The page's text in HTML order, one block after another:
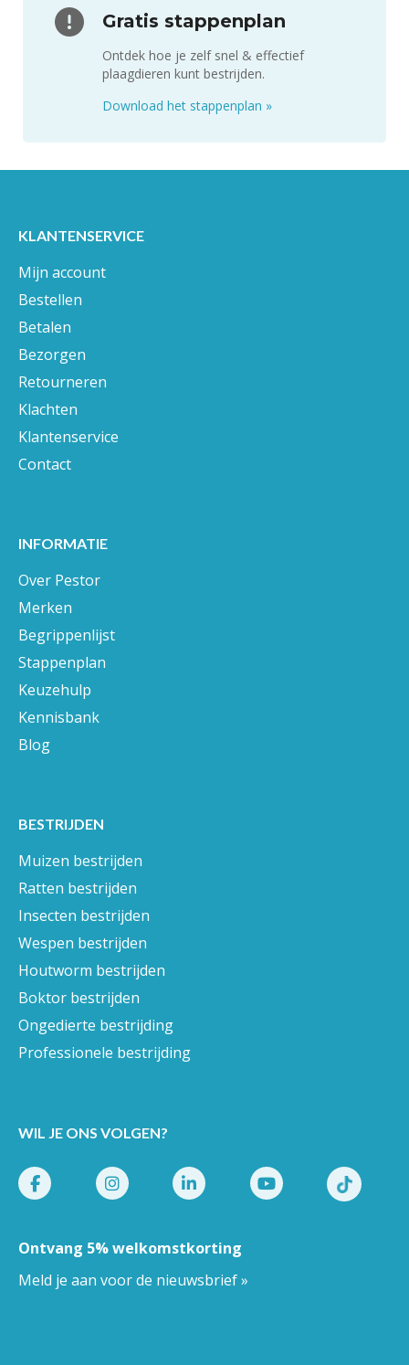
Gratis stappenplan
Ontdek hoe je zelf snel & effectief
plaagdieren kunt bestrijden.
Download het stappenplan »
KLANTENSERVICE
Mijn account
Bestellen
Betalen
Bezorgen
Retourneren
Klachten
Klantenservice
Contact
INFORMATIE
Over Pestor
Merken
Begrippenlijst
Stappenplan
Keuzehulp
Kennisbank
Blog
BESTRIJDEN
Muizen bestrijden
Ratten bestrijden
Insecten bestrijden
Wespen bestrijden
Houtworm bestrijden
Boktor bestrijden
Ongedierte bestrijding
Professionele bestrijding
WIL JE ONS VOLGEN?
Ontvang 5% welkomstkorting
Meld je aan voor de nieuwsbrief »